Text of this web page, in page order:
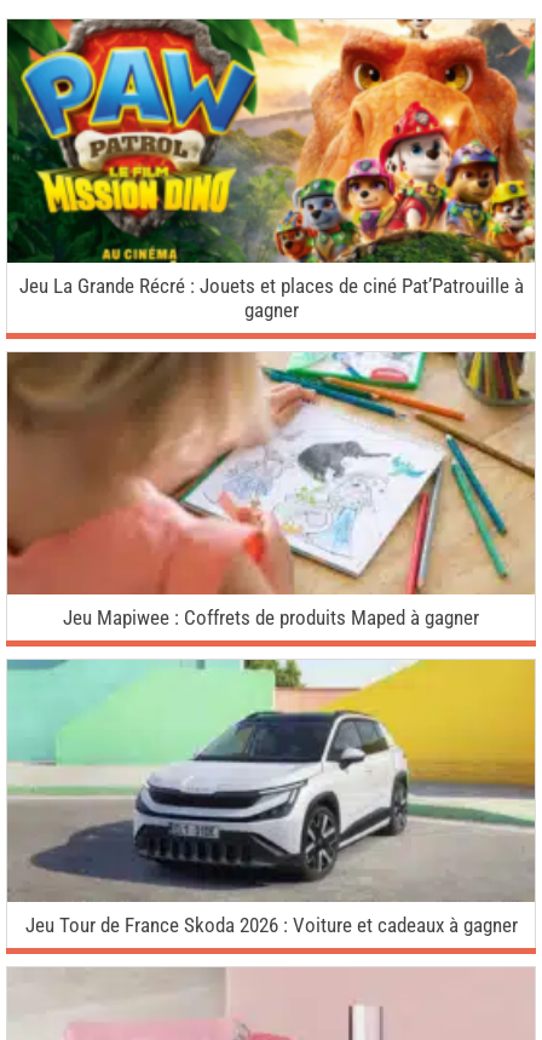
Jeu La Grande Récré : Jouets et places de ciné Pat’Patrouille à
gagner
Jeu Mapiwee : Coffrets de produits Maped à gagner
Jeu Tour de France Skoda 2026 : Voiture et cadeaux à gagner